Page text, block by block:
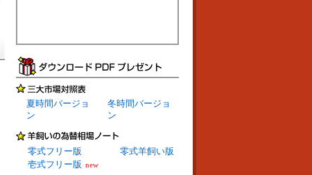
夏時間バージョ
ン
冬時間バージョ
ン
零式フリー版
零式羊飼い版
壱式フリー版 new